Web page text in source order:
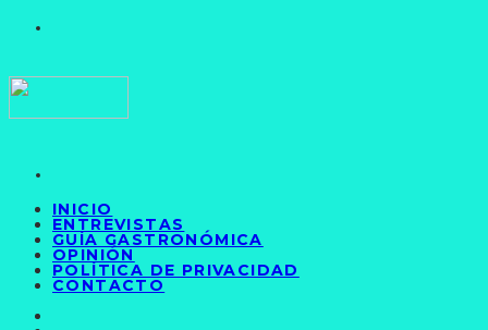
INICIO
ENTREVISTAS
GUÍA GASTRONÓMICA
OPINIÓN
POLÍTICA DE PRIVACIDAD
CONTACTO